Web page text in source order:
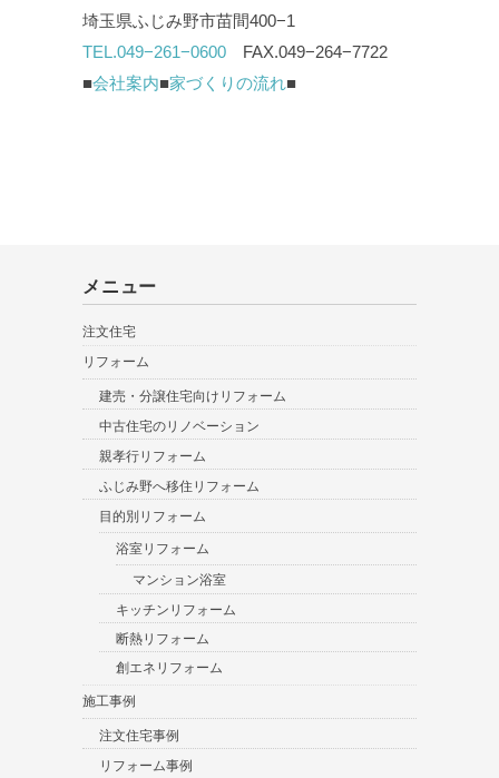
埼玉県ふじみ野市苗間400−1
TEL.049−261−0600 FAX.049−264−7722
■会社案内■家づくりの流れ■
メニュー
注文住宅
リフォーム
建売・分譲住宅向けリフォーム
中古住宅のリノベーション
親孝行リフォーム
ふじみ野へ移住リフォーム
目的別リフォーム
浴室リフォーム
マンション浴室
キッチンリフォーム
断熱リフォーム
創エネリフォーム
施工事例
注文住宅事例
リフォーム事例